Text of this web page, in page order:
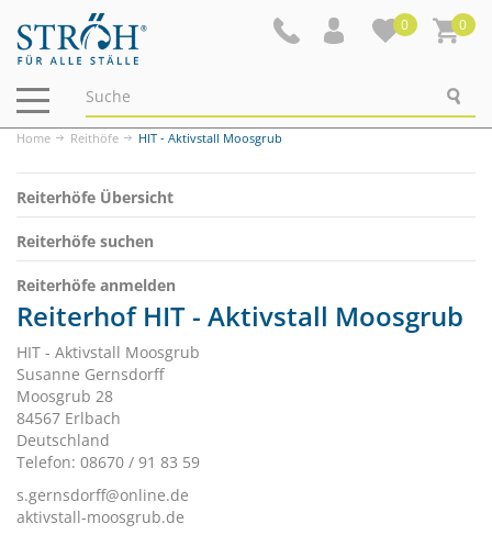
0 0
Navigation
ein-/ausblenden
Home Reithöfe HIT - Aktivstall Moosgrub
Reiterhöfe Übersicht
Reiterhöfe suchen
Reiterhöfe anmelden
Reiterhof HIT - Aktivstall Moosgrub
HIT - Aktivstall Moosgrub
Susanne Gernsdorff
Moosgrub 28
84567 Erlbach
Deutschland
Telefon: 08670 / 91 83 59
s.gernsdorff@online.de
aktivstall-moosgrub.de